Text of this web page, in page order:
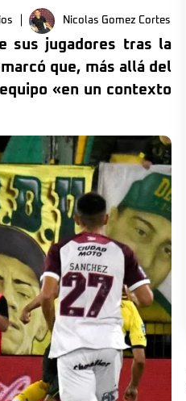
Nicolas Gomez Cortes
sus jugadores tras la
que, más allá del
«en un contexto